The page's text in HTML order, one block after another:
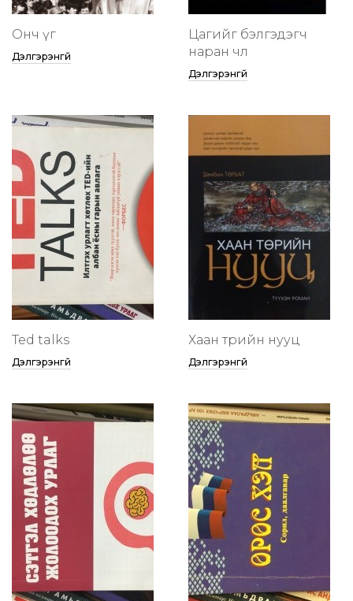
Онч үг
Дэлгэрэнгүй
Цагийг бэлгэдэгч
наран чөлөө
Дэлгэрэнгүй
Ted talks
Дэлгэрэнгүй
Хаан төрийн нууц
Дэлгэрэнгүй